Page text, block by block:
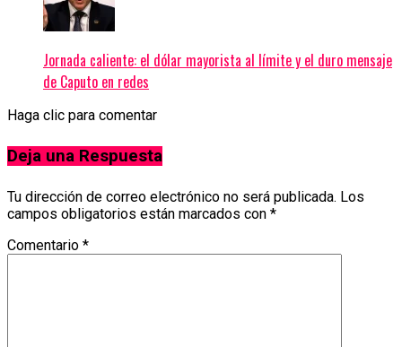
Jornada caliente: el dólar mayorista al límite y el duro mensaje
de Caputo en redes
Haga clic para comentar
Deja una Respuesta
Tu dirección de correo electrónico no será publicada. Los
campos obligatorios están marcados con *
Comentario *